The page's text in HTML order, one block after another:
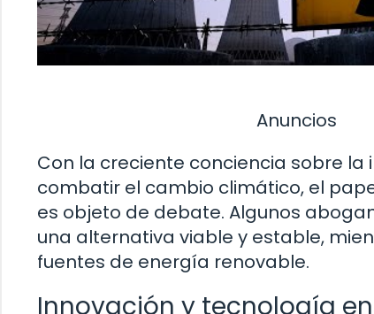
Anuncios
Con la creciente conciencia sobre
combatir el cambio climático, el
es objeto de debate. Algunos
una alternativa viable y estable,
fuentes de energía renovable.
Innovación y tecnología